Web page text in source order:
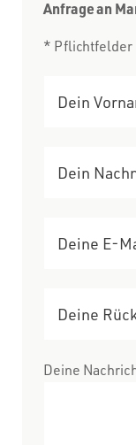
Anfrage an
* Pflichtfelder
Deine